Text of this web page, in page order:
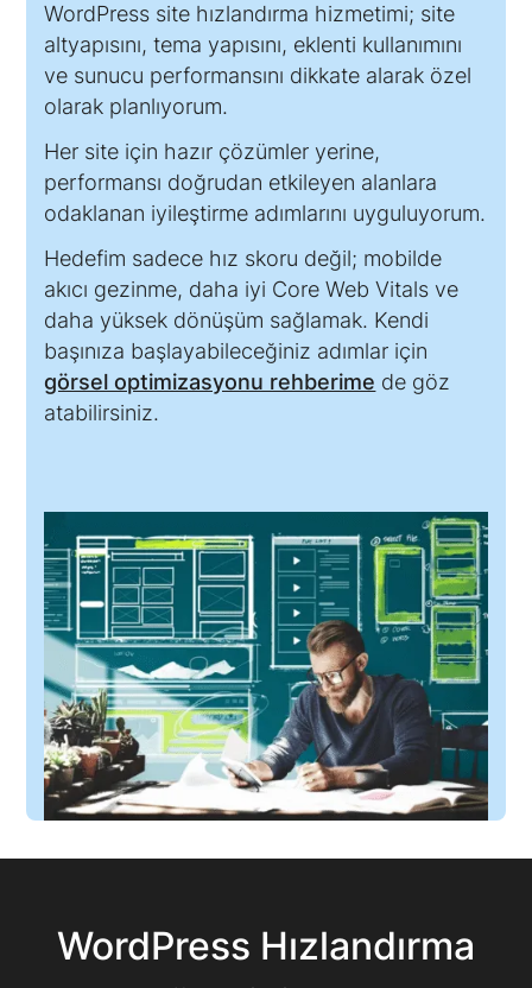
WordPress site hızlandırma hizmetimi; site
altyapısını, tema yapısını, eklenti kullanımını
ve sunucu performansını dikkate alarak özel
olarak planlıyorum.
Her site için hazır çözümler yerine,
performansı doğrudan etkileyen alanlara
odaklanan iyileştirme adımlarını uyguluyorum.
Hedefim sadece hız skoru değil; mobilde
akıcı gezinme, daha iyi Core Web Vitals ve
daha yüksek dönüşüm sağlamak. Kendi
başınıza başlayabileceğiniz adımlar için
görsel optimizasyonu rehberime de göz
atabilirsiniz.
WordPress Hızlandırma